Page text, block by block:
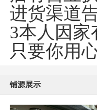
进货渠道
3本人因
只要你用
铺源展示